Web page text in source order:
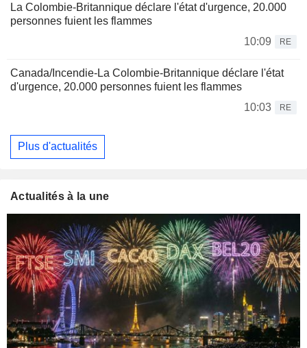
La Colombie-Britannique déclare l'état d'urgence, 20.000
personnes fuient les flammes
10:09
RE
Canada/Incendie-La Colombie-Britannique déclare l'état
d'urgence, 20.000 personnes fuient les flammes
10:03
RE
Plus d'actualités
Actualités à la une